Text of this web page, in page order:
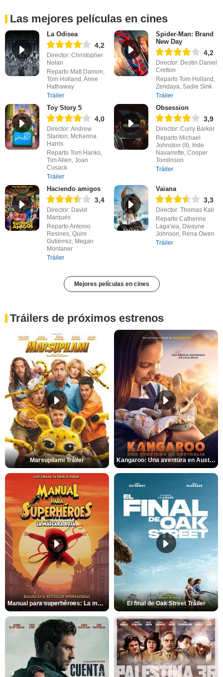
Las mejores películas en cines
La Odisea
4,2
Director: Christopher
Nolan
Reparto Matt Damon,
Tom Holland, Anne
Hathaway
Tráiler
Spider-Man: Brand
New Day
4,2
Director: Destin Daniel
Cretton
Reparto Tom Holland,
Zendaya, Sadie Sink
Tráiler
Toy Story 5
4,0
Director: Andrew
Stanton, McKenna
Harris
Reparto Tom Hanks,
Tim Allen, Joan
Cusack
Tráiler
Obsession
3,9
Director: Curry Barker
Reparto Michael
Johnston (II), Inde
Navarrette, Cooper
Tomlinson
Tráiler
Haciendo amigos
3,4
Director: David
Marqués
Reparto Antonio
Resines, Quim
Gutiérrez, Megan
Montaner
Tráiler
Vaiana
3,3
Director: Thomas Kail
Reparto Catherine
Laga'aia, Dwayne
Johnson, Rena Owen
Tráiler
Mejores películas en cines
Tráilers de próximos estrenos
Marsupilami Tráiler Kangaroo: Una aventura en Australia Tráiler
Manual para superhéroes: La máscara roja Tráiler El final de Oak Street Tráiler